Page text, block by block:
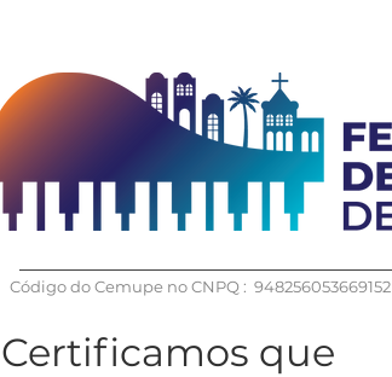
Código do Cemupe no CNPQ : 948256053669152
Certificamos que